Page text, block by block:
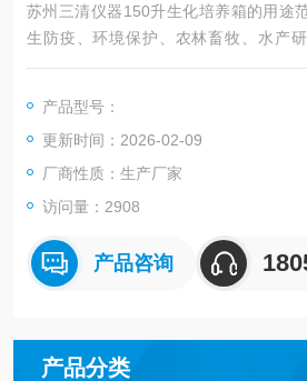
苏州三清仪器150升生化培养箱的用途
生防疫、环境保护、农林畜牧、水产
构、部门、是水体分析和BOD测定，
产品型号：
更新时间：2026-02-09
厂商性质：生产厂家
访问量：2908
产品咨询
产品分类